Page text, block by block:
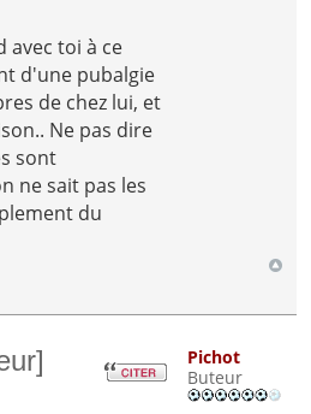
avec toi à ce
d'une pubalgie
de chez lui, et
Ne pas dire
sont
ne sait pas les
du
Pichot
Buteur